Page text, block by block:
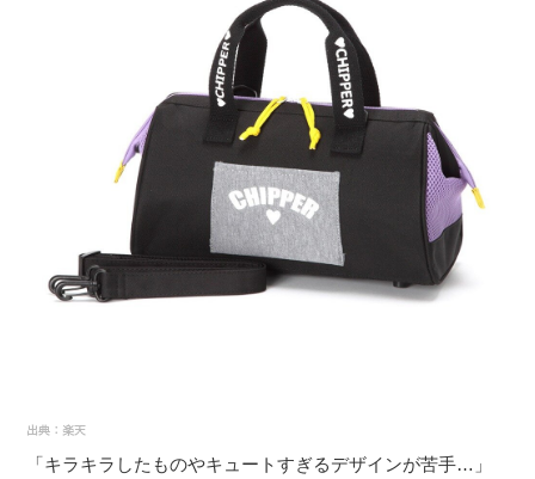
「キラキラしたものやキュートすぎるデザインが苦手…」